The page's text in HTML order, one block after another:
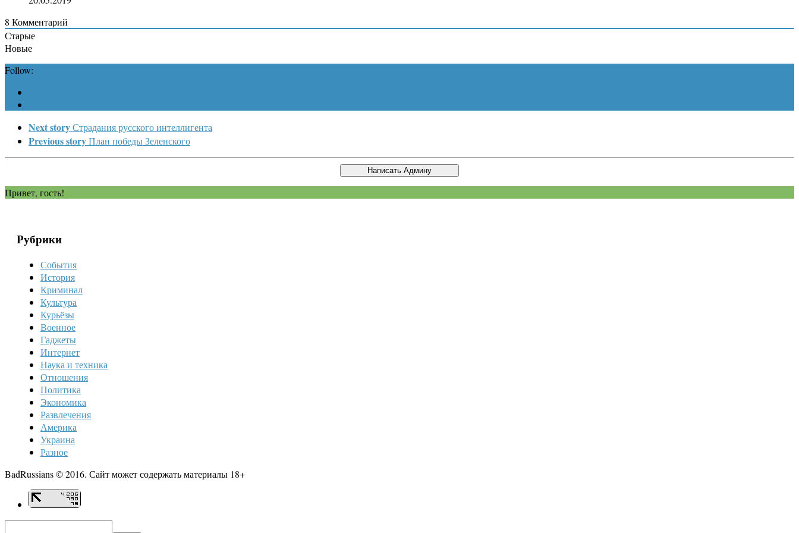
8 Комментарий
Старые
Новые
Follow:
Next storyСтрадания русского интеллигента
Previous storyПлан победы Зеленского
Привет, гость!
Рубрики
События
История
Криминал
Культура
Курьёзы
Военное
Гаджеты
Интернет
Наука и техника
Отношения
Политика
Экономика
Развлечения
Америка
Украина
Разное
BadRussians © 2016. Сайт может содержать материалы 18+